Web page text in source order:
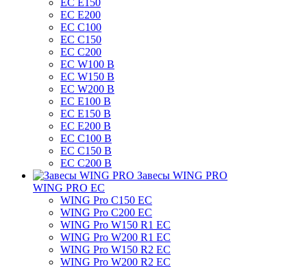
ЕС E150
ЕС E200
ЕС C100
EC C150
ЕС C200
ЕС W100 B
ЕС W150 B
ЕС W200 B
ЕС E100 B
ЕС E150 B
ЕС E200 B
ЕС C100 B
EC C150 B
ЕС C200 B
Завесы WING PRO
WING PRO EC
WING Pro C150 EC
WING Pro C200 EC
WING Pro W150 R1 EC
WING Pro W200 R1 EC
WING Pro W150 R2 EC
WING Pro W200 R2 EC